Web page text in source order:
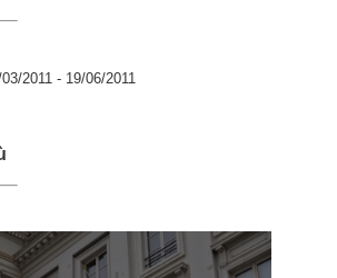
03/2011 - 19/06/2011